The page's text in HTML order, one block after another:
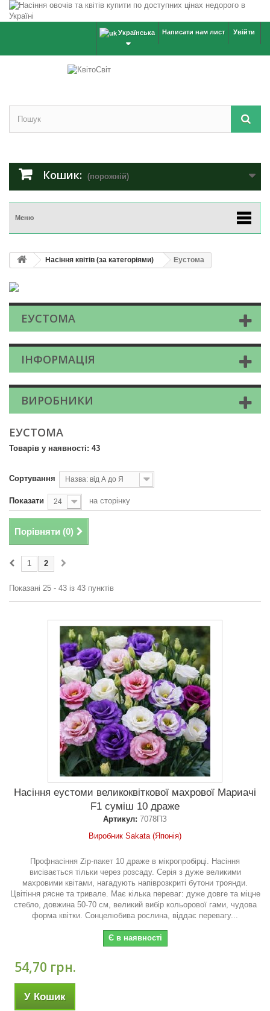
Увійти
Написати нам лист
Українська
Кошик: (порожній)
Меню
Насіння квітів (за категоріями) Еустома
ЕУСТОМА
ІНФОРМАЦІЯ
ВИРОБНИКИ
ЕУСТОМА
Товарів у наявності: 43
Сортування Назва: від А до Я
Показати 24 на сторінку
Порівняти (0)
1 2
Показані 25 - 43 із 43 пунктів
Насіння еустоми великоквіткової махрової Мариачі
F1 суміш 10 драже
Артикул: 7078ПЗ
Виробник Sakata (Японія)
Профнасіння Zip-пакет 10 драже в мікропробірці. Насіння
висівається тільки через розсаду. Серія з дуже великими
махровими квітами, нагадують напіврозкриті бутони троянди.
Цвітіння рясне та тривале. Має кілька переваг: дуже довге та міцне
стебло, довжина 50-70 см, великий вибір кольорової гами, чудова
форма квітки. Сонцелюбива рослина, віддає перевагу...
Є в наявності
54,70 грн.
У Кошик